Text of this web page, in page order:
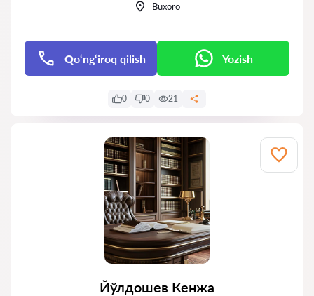
Buxoro
Qo‘ng‘iroq qilish Yozish
0 0 21
Йўлдошев Кенжа